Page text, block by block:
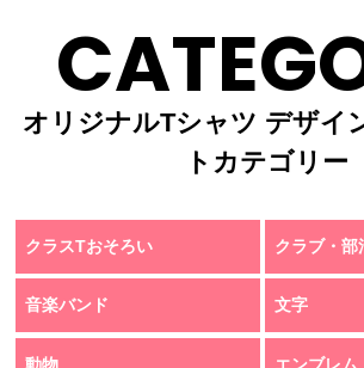
オリジナルTシャツ デザイ
トカテゴリー
クラスTおそろい クラブ・部
音楽バンド 文字
動物 エンブレム